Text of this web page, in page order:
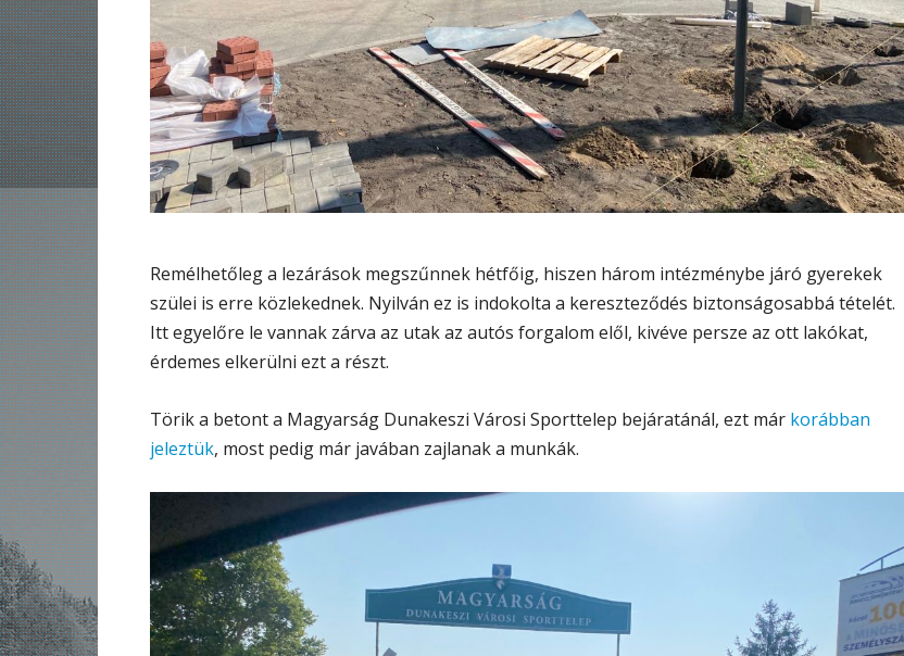
Remélhetőleg a lezárások megszűnnek hétfőig, hiszen három intézménybe járó gyerekek
szülei is erre közlekednek. Nyilván ez is indokolta a kereszteződés biztonságosabbá tételét.
Itt egyelőre le vannak zárva az utak az autós forgalom elől, kivéve persze az ott lakókat,
érdemes elkerülni ezt a részt.
Törik a betont a Magyarság Dunakeszi Városi Sporttelep bejáratánál, ezt már korábban
jeleztük, most pedig már javában zajlanak a munkák.